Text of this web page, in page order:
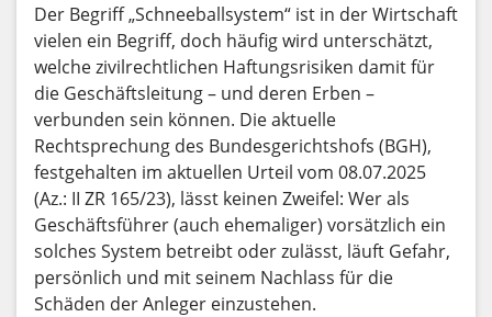
Der Begriff „Schneeballsystem“ ist in der Wirtschaft
vielen ein Begriff, doch häufig wird unterschätzt,
welche zivilrechtlichen Haftungsrisiken damit für
die Geschäftsleitung – und deren Erben –
verbunden sein können. Die aktuelle
Rechtsprechung des Bundesgerichtshofs (BGH),
festgehalten im aktuellen Urteil vom 08.07.2025
(Az.: II ZR 165/23), lässt keinen Zweifel: Wer als
Geschäftsführer (auch ehemaliger) vorsätzlich ein
solches System betreibt oder zulässt, läuft Gefahr,
persönlich und mit seinem Nachlass für die
Schäden der Anleger einzustehen.